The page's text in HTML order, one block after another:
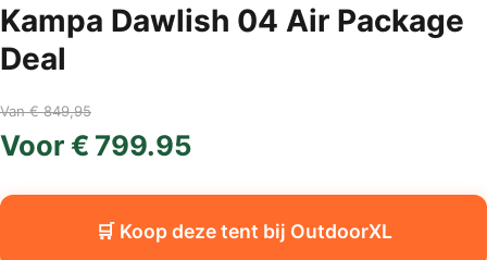
Kampa Dawlish 04 Air Package
Deal
Van € 849,95
Voor € 799.95
🛒 Koop deze tent bij OutdoorXL